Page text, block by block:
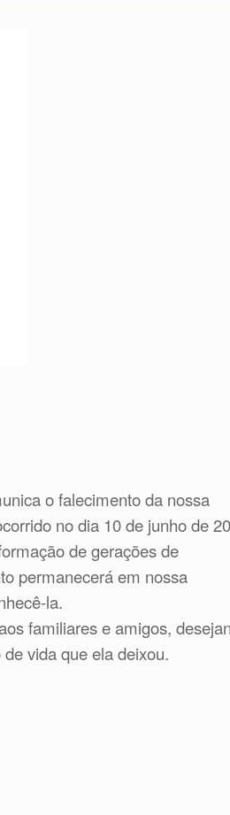
o falecimento da nossa
no dia 10 de junho de
de gerações de
permanecerá em nossa
la.
familiares e amigos,
vida que ela deixou.